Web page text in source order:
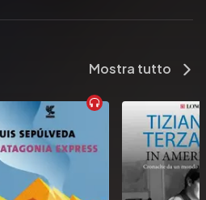
Mostra tutto